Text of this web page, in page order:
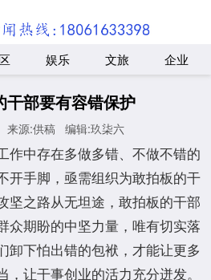
娱乐 文旅 企业
干部要有容错保护
来源:供稿 编辑:玖柒六
作中存在多做多错、不做不错的
开手脚，亟需组织为敢拍板的干
坚之路从无坦途，敢拍板的干部
众期盼的中坚力量，唯有切实落
卸下怕出错的包袱，才能让更多
让干事创业的活力充分迸发。